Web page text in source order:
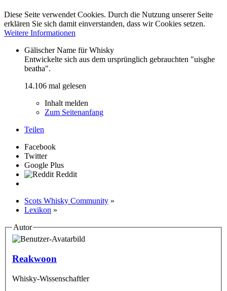
Diese Seite verwendet Cookies. Durch die Nutzung unserer Seite
erklären Sie sich damit einverstanden, dass wir Cookies setzen.
Weitere Informationen
Gälischer Name für Whisky
Entwickelte sich aus dem ursprünglich gebrauchten "uisghe
beatha".
14.106 mal gelesen
Inhalt melden
Zum Seitenanfang
Teilen
Facebook
Twitter
Google Plus
Reddit
Scots Whisky Community »
Lexikon »
Autor
Reakwoon
Whisky-Wissenschaftler